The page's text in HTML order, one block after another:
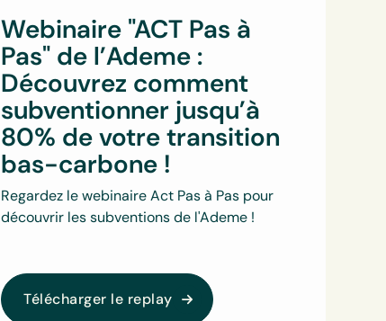
Webinaire "ACT Pas à
Pas" de l’Ademe :
Découvrez comment
subventionner jusqu’à
80% de votre transition
bas-carbone !
Regardez le webinaire Act Pas à Pas pour
découvrir les subventions de l'Ademe !
Télécharger le replay